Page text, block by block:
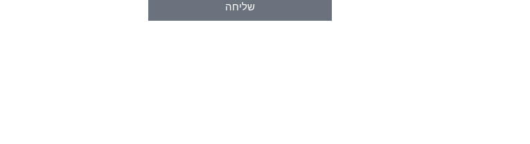
שליחה